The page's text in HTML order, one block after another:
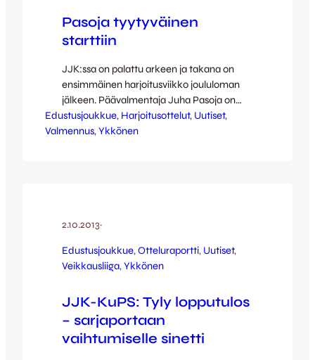
Pasoja tyytyväinen
starttiin
JJK:ssa on palattu arkeen ja takana on
ensimmäinen harjoitusviikko joululoman
jälkeen. Päävalmentaja Juha Pasoja on
tyytyväinen vuoden 2014 ensimmäisen,
tiukan treeniviikon antiin. – Ensimmäinen
menemään melko fyysispainotteisesti,
Edustusjoukkue, Harjoitusottelut, Uutiset
Valmennus, Ykkönen
2.10.2013·
Edustusjoukkue, Otteluraportti, Uutiset
Veikkausliiga, Ykkönen
JJK-KuPS: Tyly lopputulos
– sarjaportaan
vaihtumiselle sinetti